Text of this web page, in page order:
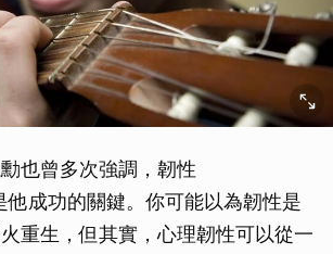
也曾多次強調，韌性
他成功的關鍵。你可能以為韌性是
重生，但其實，心理韌性可以從一